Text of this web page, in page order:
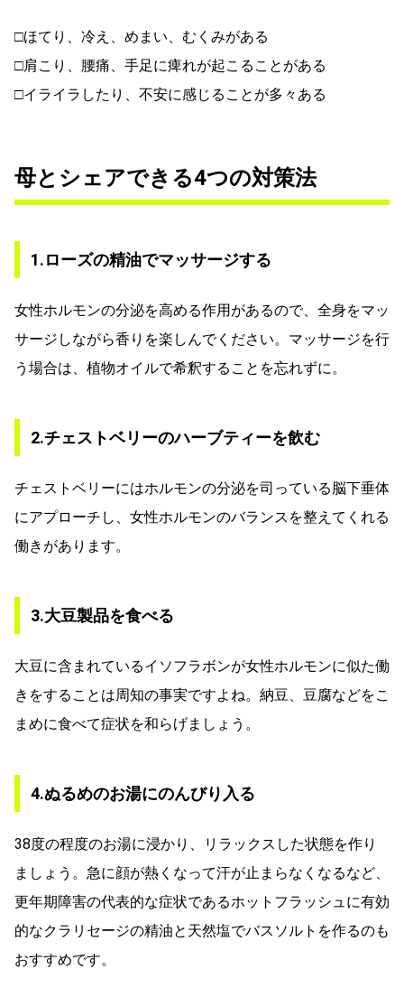
□ほてり、冷え、めまい、むくみがある
□肩こり、腰痛、手足に痺れが起こることがある
□イライラしたり、不安に感じることが多々ある
母とシェアできる4つの対策法
1.ローズの精油でマッサージする
女性ホルモンの分泌を高める作用があるので、全身をマッ
サージしながら香りを楽しんでください。マッサージを行
う場合は、植物オイルで希釈することを忘れずに。
2.チェストベリーのハーブティーを飲む
チェストベリーにはホルモンの分泌を司っている脳下垂体
にアプローチし、女性ホルモンのバランスを整えてくれる
働きがあります。
3.大豆製品を食べる
大豆に含まれているイソフラボンが女性ホルモンに似た働
きをすることは周知の事実ですよね。納豆、豆腐などをこ
まめに食べて症状を和らげましょう。
4.ぬるめのお湯にのんびり入る
38度の程度のお湯に浸かり、リラックスした状態を作り
ましょう。急に顔が熱くなって汗が止まらなくなるなど、
更年期障害の代表的な症状であるホットフラッシュに有効
的なクラリセージの精油と天然塩でバスソルトを作るのも
おすすめです。